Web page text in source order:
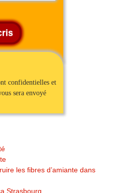
confidentielles et
sera envoyé
les fibres d’amiante dans
Strasbourg